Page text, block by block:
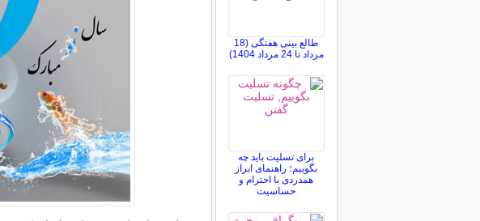
طالع بینی هفتگی (18
مرداد تا 24 مرداد 1404)
برای تسلیت باید چه
بگوییم؛ راهنمای ابراز
همدردی با احترام و
حساسیت